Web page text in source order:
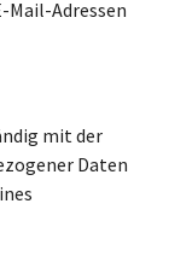
Mail-Adressen
mit der
Daten